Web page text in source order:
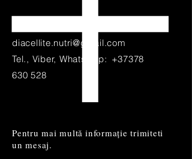
diacellite.nutri@gmail.com
Tel., Viber, WhatsApp: +37378
630 528
Pentru mai multă informație trimiteti
un mesaj.